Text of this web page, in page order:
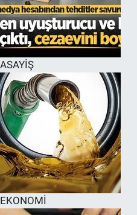
ASAYİŞ
EKONOMİ
EĞİTİM
ÖZEL HABER
HALK54 PANORAMA